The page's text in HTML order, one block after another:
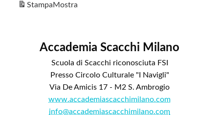
StampaMostra
Accademia Scacchi Milano
Scuola di Scacchi riconosciuta FSI
Presso Circolo Culturale "I Navigli"
Via De Amicis 17 - M2 S. Ambrogio
www.accademiascacchimilano.com
info@accademiascacchimilano.com